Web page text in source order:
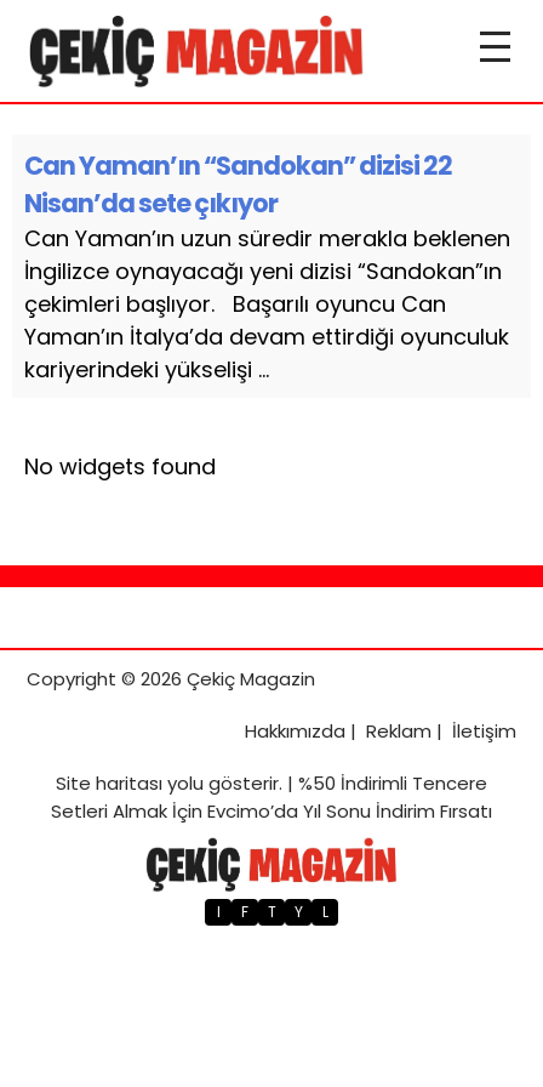
Can Yaman’ın “Sandokan” dizisi 22
Nisan’da sete çıkıyor
Can Yaman’ın uzun süredir merakla beklenen
İngilizce oynayacağı yeni dizisi “Sandokan”ın
çekimleri başlıyor. Başarılı oyuncu Can
Yaman’ın İtalya’da devam ettirdiği oyunculuk
kariyerindeki yükselişi ...
No widgets found
Copyright © 2026 Çekiç Magazin
Hakkımızda | Reklam | İletişim
Site haritasıyolu gösterir. | %50 İndirimli Tencere
Setleri Almak İçin Evcimo’da Yıl Sonu İndirim Fırsatı
I F T Y L